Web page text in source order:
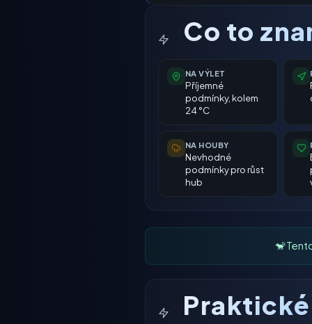
Co to
NA VÝLET
Příjemné
podmínky, kolem
24 °C
NA HOUBY
Nevhodné
podmínky pro růst
hub
🐒